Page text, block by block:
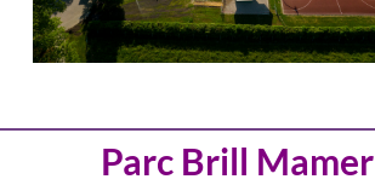
Parc Brill Mamer